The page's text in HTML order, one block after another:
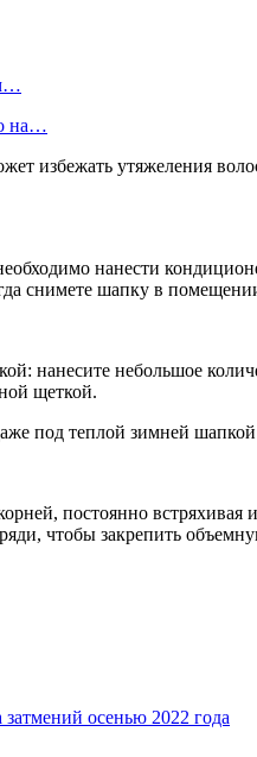
на…
избежать утяжеления
нанести
снимете шапку в
нанесите небольшое
щеткой.
постоянно
чтобы закрепить
осенью 2022 года